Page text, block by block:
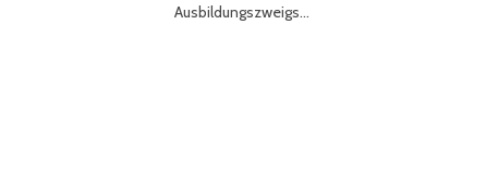
Ausbildungszweigs…